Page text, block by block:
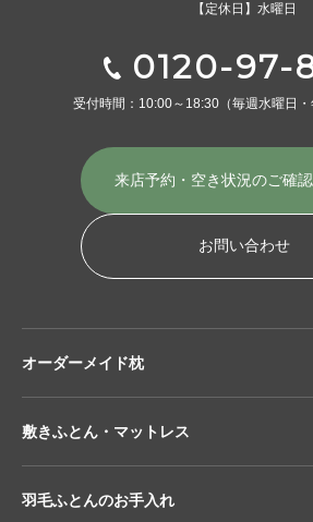
【定休日】水曜日
0120-97-
受付時間：10:00～18:30 （毎週水曜日
来店予約・空き状況のご確
お問い合わせ
オーダーメイド枕
敷きふとん・マットレス
羽毛ふとんのお手入れ